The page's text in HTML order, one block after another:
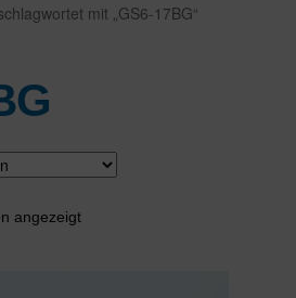
mit „GS6-17BG“
angezeigtNach